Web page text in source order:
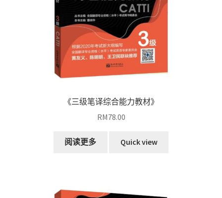
《三级笔译综合能力教材》
RM78.00
阅读更多 Quick view